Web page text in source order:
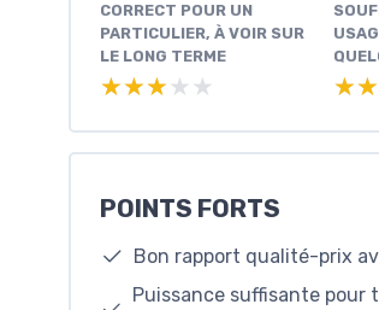
CORRECT POUR UN
PARTICULIER, À VOIR SUR
LE LONG TERME
★★★★★
★★★★★
POINTS FORTS
Bon rapport qualité-prix
Puissance suffisante pour